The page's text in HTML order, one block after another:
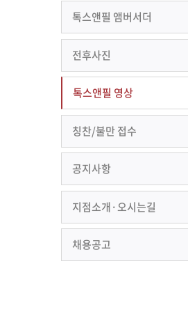
톡스앤필 앰버서더
전후사진
톡스앤필 영상
칭찬/불만 접수
공지사항
지점소개·오시는길
채용공고